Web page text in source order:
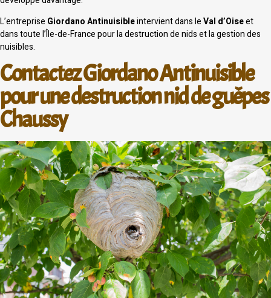
L’entreprise Giordano Antinuisibleintervient dans leVal d’Oiseet
dans toute l’Île-de-France pour la destruction de nids et la gestion des
nuisibles.
Contactez Giordano Antinuisible
pour une destruction nid de guêpes
Chaussy